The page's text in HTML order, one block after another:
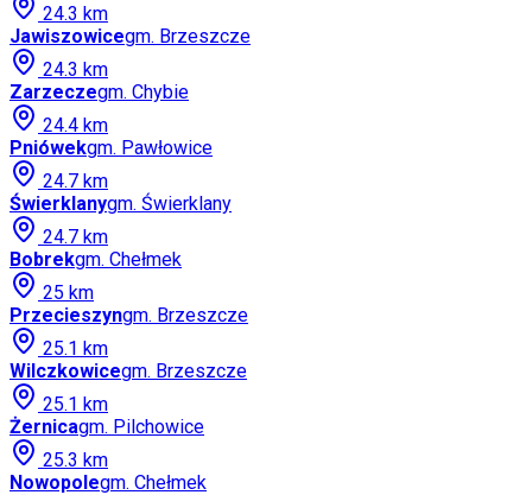
24.3 km
Jawiszowicegm. Brzeszcze
24.3 km
Zarzeczegm. Chybie
24.4 km
Pniówekgm. Pawłowice
24.7 km
Świerklanygm. Świerklany
24.7 km
Bobrekgm. Chełmek
25 km
Przecieszyngm. Brzeszcze
25.1 km
Wilczkowicegm. Brzeszcze
25.1 km
Żernicagm. Pilchowice
25.3 km
Nowopolegm. Chełmek